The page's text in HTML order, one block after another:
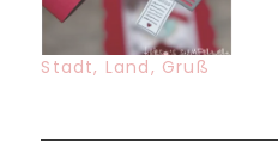
Stadt, Land, Gruß